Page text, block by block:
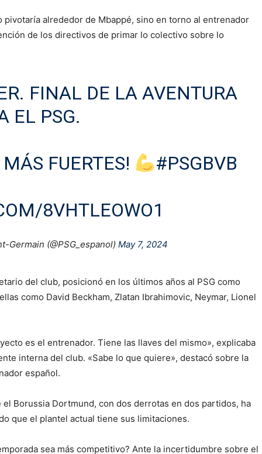
pivotaría alrededor de Mbappé, sino en torno al entrenador
de los directivos de primar lo colectivo sobre lo
FINAL DE LA AVENTURA
EL PSG.
FUERTES!
#PSGBVB
8VHTLEOWO1
Germain (@PSG_espanol) May 7, 2024
del club, posicionó en los últimos años al PSG como
como David Beckham, Zlatan Ibrahimovic, Neymar, Lionel
es el entrenador. Tiene las llaves del mismo», explicaba
interna del club. «Sabe lo que quiere», destacó sobre la
español.
Borussia Dortmund, con dos derrotas en dos partidos, ha
que el plantel actual tiene sus limitaciones.
sea más competitivo? Ante la incertidumbre sobre el